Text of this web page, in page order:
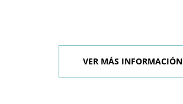
VER MÁS INFORMACIÓN